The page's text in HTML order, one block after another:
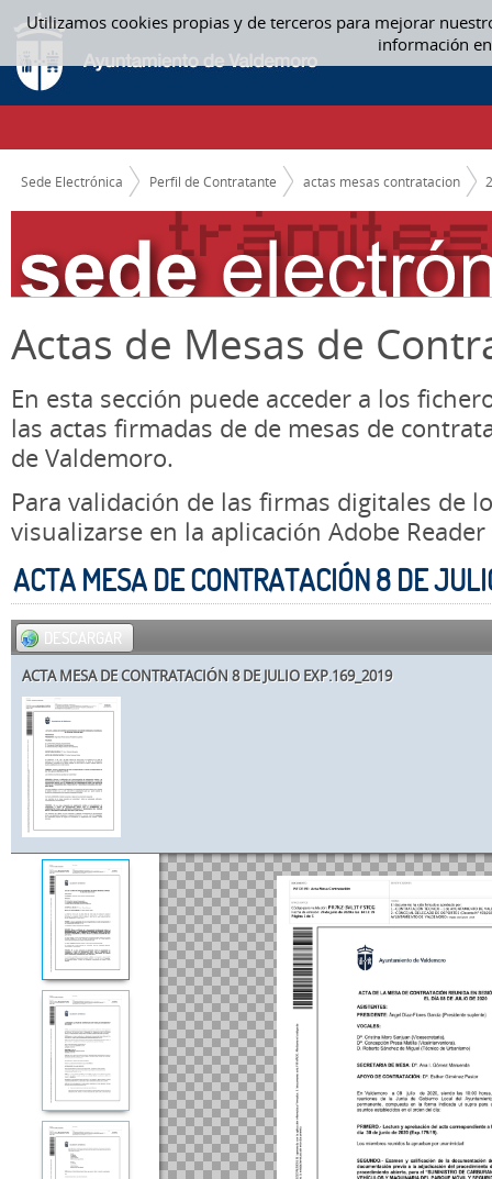
Utilizamos cookies propias y de terceros para mejorar
información
Saltar al contenido
ACTAS MESAS CONTRATACION
CAMINO DE MIGAS
Sede Electrónica Perfil de Contratante actas mesas contratacion
Actas de Mesas de
En esta sección puede acceder a los
las actas firmadas de de mesas de
de Valdemoro.
Para validación de las firmas digitales de
visualizarse en la aplicación Adobe Reader
ACTA MESA DE CONTRATACIÓN 8 DE
DESCARGAR
ACTA MESA DE CONTRATACIÓN 8 DE JULIO EXP.169_2019